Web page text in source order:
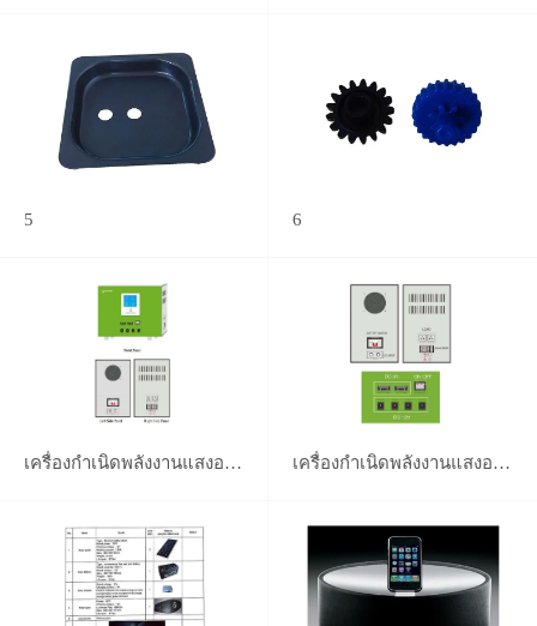
5 6
เครื่องกำเนิดพลังงานแสงอาทิตย์ เครื่องกำเนิดพลังงานแสงอาทิตย์